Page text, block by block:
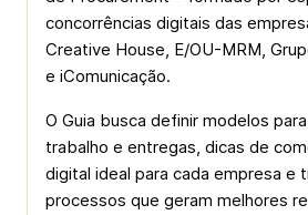
concorrências digitais das
Creative House, E/OU-MRM,
e iComunicação.
O Guia busca definir modelos
trabalho e entregas, dicas de
digital ideal para cada empresa e
processos que geram melhores